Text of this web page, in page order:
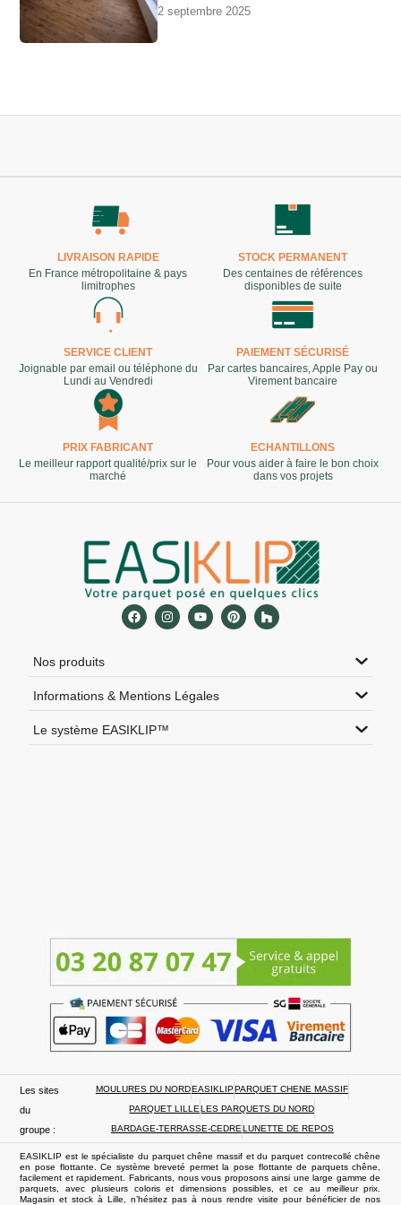
2 septembre 2025
LIVRAISON RAPIDE
En France métropolitaine & pays
limitrophes
STOCK PERMANENT
Des centaines de références
disponibles de suite
SERVICE CLIENT
Joignable par email ou téléphone du
Lundi au Vendredi
PAIEMENT SÉCURISÉ
Par cartes bancaires, Apple Pay ou
Virement bancaire
PRIX FABRICANT
Le meilleur rapport qualité/prix sur le
marché
ECHANTILLONS
Pour vous aider à faire le bon choix
dans vos projets
Nos produits
Informations & Mentions Légales
Le système EASIKLIP™
Les sites
du
groupe :
MOULURES DU NORDEASIKLIPPARQUET CHENE MASSIF
PARQUET LILLE LES PARQUETS DU NORD
BARDAGE-TERRASSE-CEDRELUNETTE DE REPOS
EASIKLIP est le spécialiste du parquet chêne massif et du parquet contrecollé chêne
en pose flottante. Ce système breveté permet la pose flottante de parquets chêne,
facilement et rapidement. Fabricants, nous vous proposons ainsi une large gamme de
parquets, avec plusieurs coloris et dimensions possibles, et ce au meilleur prix.
Magasin et stock à Lille, n’hésitez pas à nous rendre visite pour bénéficier de nos